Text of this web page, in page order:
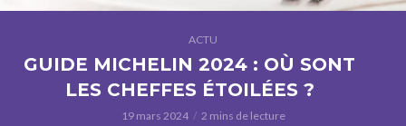
ACTU
GUIDE MICHELIN 2024 : OÙ SONT
LES CHEFFES ÉTOILÉES ?
19 mars 2024 2 mins de lecture